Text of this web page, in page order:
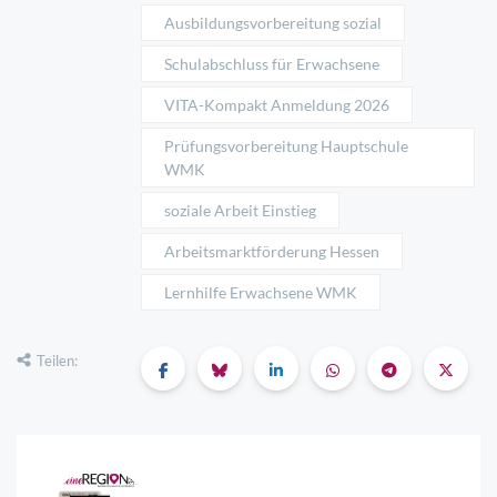
Ausbildungsvorbereitung sozial
Schulabschluss für Erwachsene
VITA-Kompakt Anmeldung 2026
Prüfungsvorbereitung Hauptschule
WMK
soziale Arbeit Einstieg
Arbeitsmarktförderung Hessen
Lernhilfe Erwachsene WMK
Teilen: